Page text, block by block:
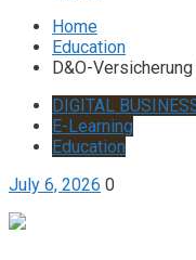
Home
Education
D&O-
DIGITAL
E-Learning
Education
July 6, 2026 0